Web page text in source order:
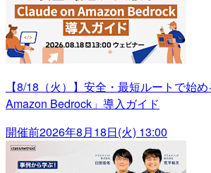
【8/18（火）】安全・最短ルートで始
Amazon Bedrock」導入ガイド
開催前2026年8月18日(火) 13:00